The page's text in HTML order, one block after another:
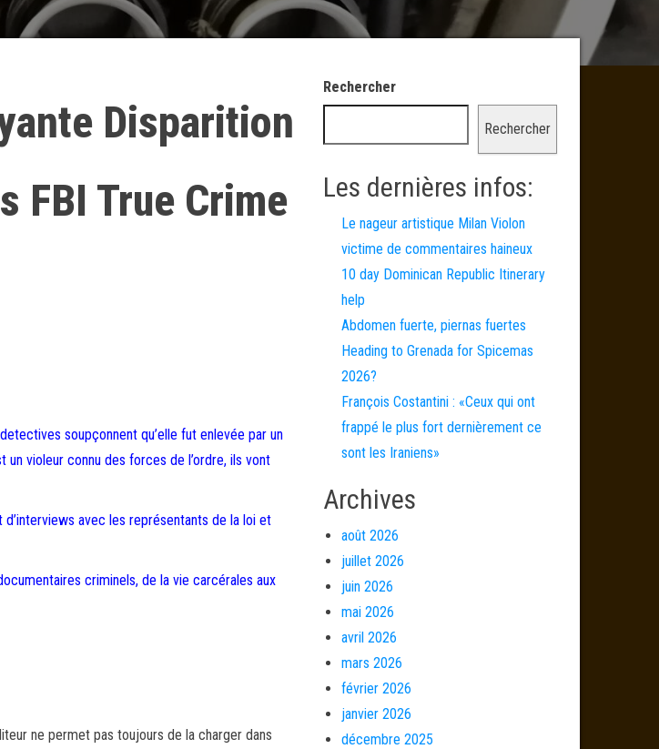
Disparition
FBI True Crime
soupçonnent qu’elle fut enlevée par un
violeur connu des forces de l’ordre, ils vont
avec les représentants de la loi et
criminels, de la vie carcérales aux
ne permet pas toujours de la charger dans
Rechercher
Rechercher
Les dernières infos:
Le nageur artistique Milan Violon
victime de commentaires haineux
10 day Dominican Republic Itinerary
help
Abdomen fuerte, piernas fuertes
Heading to Grenada for Spicemas
2026?
François Costantini : «Ceux qui ont
frappé le plus fort dernièrement ce
sont les Iraniens»
Archives
août 2026
juillet 2026
juin 2026
mai 2026
avril 2026
mars 2026
février 2026
janvier 2026
décembre 2025